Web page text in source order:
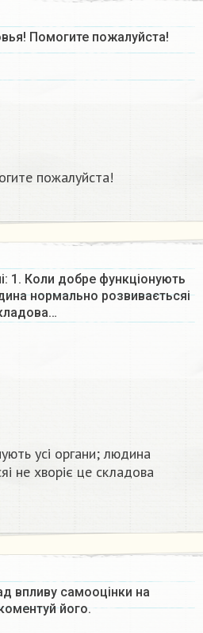
Помогите пожалуйста!​
пожалуйста!​
1. Коли добре функціонують
нормально розвиваєтьсяі
усі органи; людина
не хворіє це складова
впливу самооцінки на
його.